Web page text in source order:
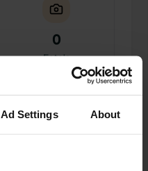
Ad Settings About
0
Foto's